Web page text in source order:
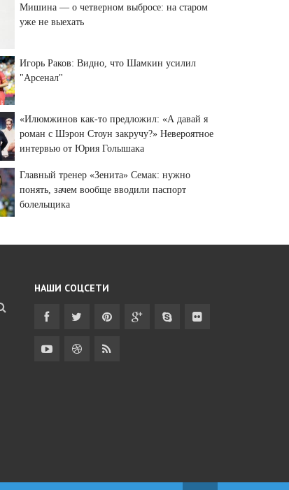
Мишина — о четверном выбросе: на старом
уже не выехать
Игорь Раков: Видно, что Шамкин усилил
"Арсенал"
«Илюмжинов как-то предложил: «А давай я
роман с Шэрон Стоун закручу?» Невероятное
интервью от Юрия Голышака
Главный тренер «Зенита» Семак: нужно
понять, зачем вообще вводили паспорт
болельщика
НАШИ СОЦСЕТИ